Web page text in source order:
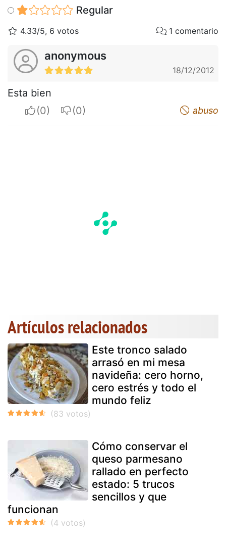
Regular
4.33/5, 6 votos 1 comentario
anonymous
18/12/2012
Esta bien
I apreciateI do not appreciate abuso
Artículos relacionados
Este tronco salado
arrasó en mi mesa
navideña: cero horno,
cero estrés y todo el
mundo feliz
Cómo conservar el
queso parmesano
rallado en perfecto
estado: 5 trucos
sencillos y que
funcionan